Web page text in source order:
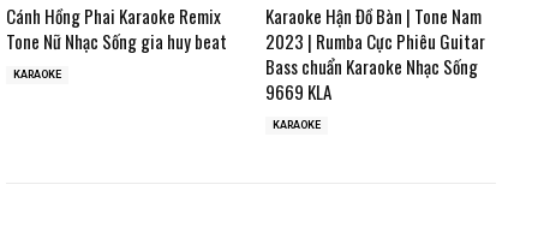
Cánh Hồng Phai Karaoke Remix
Tone Nữ Nhạc Sống gia huy beat
KARAOKE
Karaoke Hận Đồ Bàn | Tone Nam
2023 | Rumba Cực Phiêu Guitar
Bass chuẩn Karaoke Nhạc Sống
9669 KLA
KARAOKE